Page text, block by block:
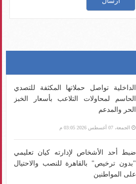
الداخلية تواصل حملاتها المكثفة للتصدي
الحاسم لمحاولات التلاعب بأسعار الخبز
الحر والمدعم
الجمعة، 07 أغسطس 2026 03:05 م
ضبط أحد الأشخاص لإدارته كيان تعليمي
"بدون ترخيص" بالقاهرة للنصب والاحتيال
على المواطنين